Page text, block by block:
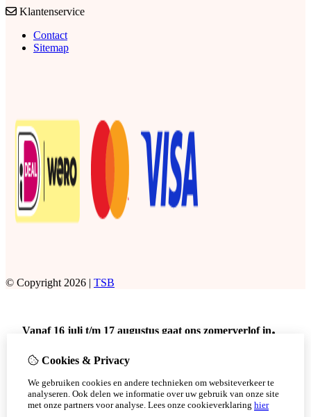
Klantenservice
Contact
Sitemap
© Copyright 2026 | TSB
Cookies & Privacy
We gebruiken cookies en andere technieken om websiteverkeer te
analyseren. Ook delen we informatie over uw gebruik van onze site
met onze partners voor analyse. Lees onze cookieverklaring hier
Vanaf 16 juli t/m 17 augustus gaat ons zomerverlof in.
Dat betekend dat er geen bestellingen meer verstuurd worden
Er kunnen wel bestellingen afgehaald wordenop afspraak
deze periode.
Doe uw bestelling tijdig om teleurstellingen te voorkomen.